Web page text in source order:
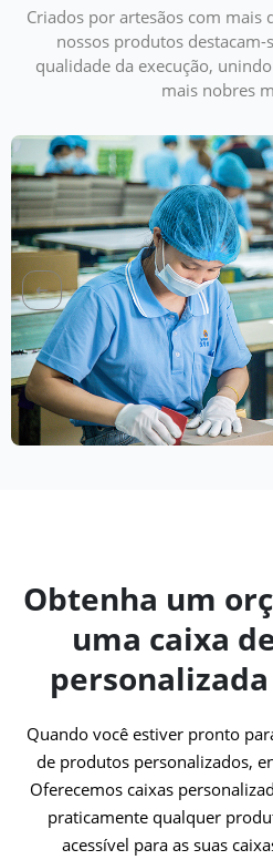
Criados por artesãos com mais
nossos produtos
qualidade da execução,
mais nobres
Obtenha um
uma caixa
Quando você estiver pronto
de produtos personalizados,
Oferecemos caixas
praticamente qualquer
acessível para as suas